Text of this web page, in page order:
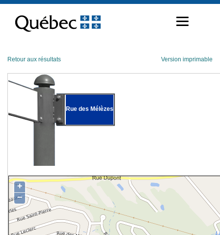
contenu
Retour aux résultats Version imprimable
Rue des Mélèzes
+
−